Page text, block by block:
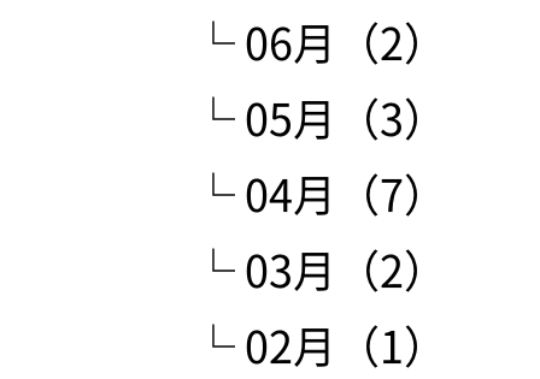
└ 06月（2）
└ 05月（3）
└ 04月（7）
└ 03月（2）
└ 02月（1）